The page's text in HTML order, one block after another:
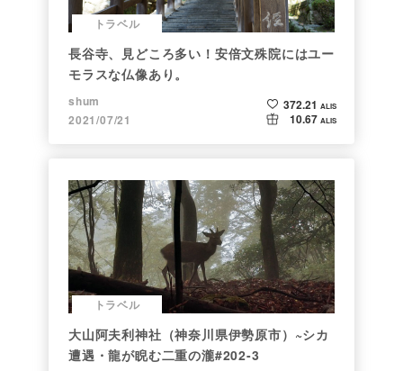
トラベル
長谷寺、見どころ多い！安倍文殊院にはユー
モラスな仏像あり。
shum
2021/07/21
372.21 ALIS
10.67 ALIS
トラベル
大山阿夫利神社（神奈川県伊勢原市）~シカ
遭遇・龍が睨む二重の瀧#202-3